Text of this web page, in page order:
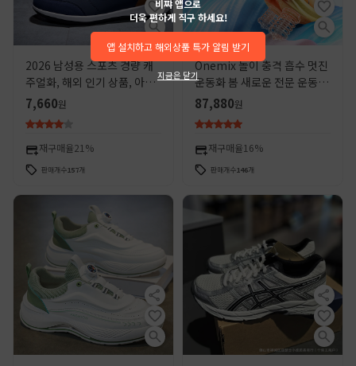
2026 남성용 스포츠 경량 캐
주얼화, 해외 인기 상품, 아웃
도어 스포츠 런닝화
7,660원
재구매율21%
판매개수157개
Onemix 놀이 충격 흡수 멋진
운동화 봄 새로운 전문 운동화
스포츠 두꺼운 단독 충격 흡수
운동화 남성용 통기성
87,880원
재구매율16%
판매개수146개
비쨔 앱으로
더욱 편하게 직구 하세요!
앱 설치하고 해외상품 특가 알림 받기
지금은 닫기